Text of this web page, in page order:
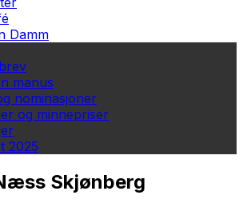
Damm
manus
nominasjoner
og minnepriser
2025
Skjønberg